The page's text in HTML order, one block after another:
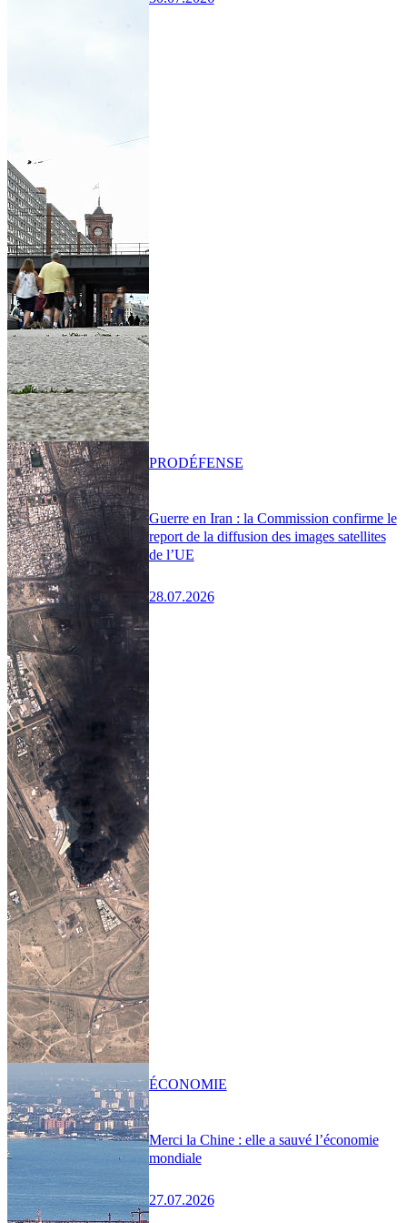
Guerre en Iran : la Commission confirme le
report de la diffusion des images satellites
de l’UE
28.07.2026
PRODÉFENSE
Merci la Chine : elle a sauvé l’économie
mondiale
27.07.2026
ÉCONOMIE